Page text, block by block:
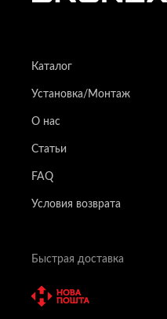
Каталог
Установка/Монтаж
О нас
Статьи
FAQ
Условия возврата
Быстрая доставка